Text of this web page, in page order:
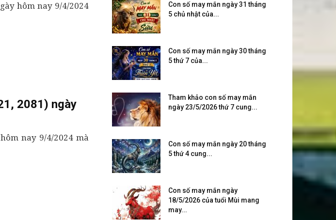
hôm nay 9/4/2024
2081) ngày
nay 9/4/2024 mà
Con số may mắn ngày 31 tháng
5 chủ nhật của...
Con số may mắn ngày 30 tháng
5 thứ 7 của...
Tham khảo con số may mắn
ngày 23/5/2026 thứ 7 cung...
Con số may mắn ngày 20 tháng
5 thứ 4 cung...
Con số may mắn ngày
18/5/2026 của tuổi Mùi mang
may...